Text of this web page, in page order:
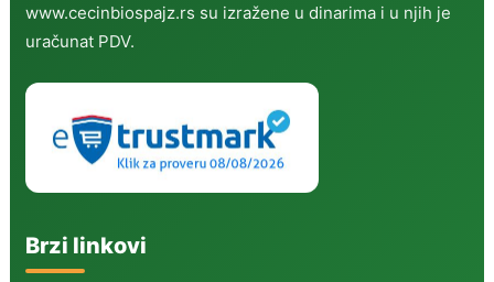
www.cecinbiospajz.rs su izražene u dinarima i u njih je
uračunat PDV.
Brzi linkovi